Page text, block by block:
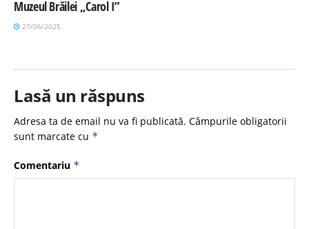
Muzeul Brăilei „Carol I”
27/06/2025
Lasă un răspuns
Adresa ta de email nu va fi publicată. Câmpurile obligatorii
sunt marcate cu *
Comentariu *